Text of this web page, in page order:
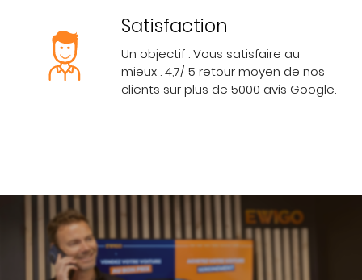
Satisfaction
Un objectif : Vous satisfaire au
mieux . 4,7/ 5 retour moyen de nos
clients sur plus de 5000 avis Google.